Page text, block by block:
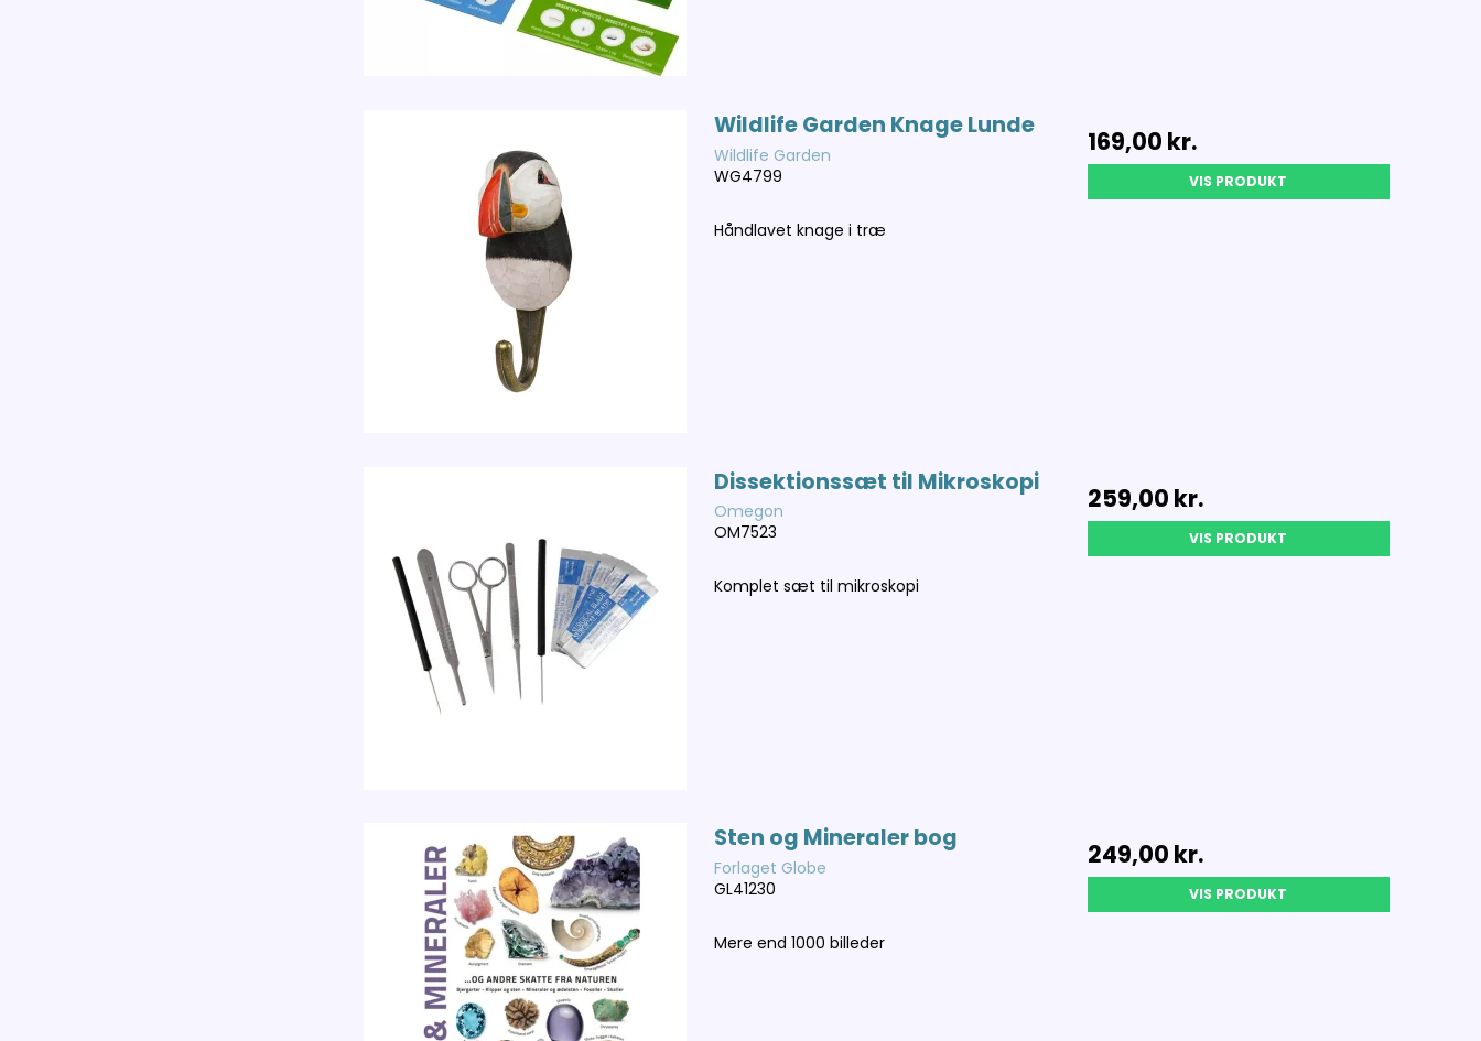
Wildlife Garden Knage Lunde
Wildlife Garden
WG4799
Håndlavet knage i træ
169,00 kr.
VIS PRODUKT
Dissektionssæt til Mikroskopi
Omegon
OM7523
Komplet sæt til mikroskopi
259,00 kr.
VIS PRODUKT
Sten og Mineraler bog
Forlaget Globe
GL41230
Mere end 1000 billeder
249,00 kr.
VIS PRODUKT